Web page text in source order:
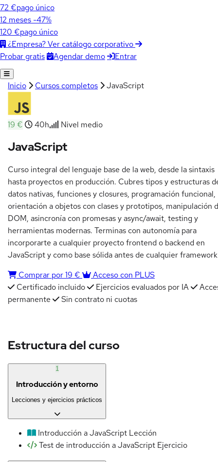
72 €pago único
12 meses -47%
120 €pago único
¿Empresa? Ver catálogo corporativo
Probar gratis
Agendar demo Entrar
Inicio Cursos completos JavaScript
19 € 40h Nivel medio
JavaScript
Curso integral del lenguaje base de la web, desde la sintaxis
hasta proyectos en producción. Cubres tipos y estructuras
datos nativas, funciones y closures, programación funcional,
orientación a objetos con clases y prototipos, manipulación
DOM, asincronía con promesas y async/await, testing y
herramientas modernas. Terminas con autonomía para
incorporarte a cualquier proyecto frontend o backend en
JavaScript y como base sólida antes de cualquier
Comprar por 19 €
Acceso con PLUS
Certificado incluido
Ejercicios evaluados por IA
permanente
Sin contrato ni cuotas
Estructura del curso
1
Introducción y entorno
Lecciones y ejercicios prácticos
Introducción a JavaScript Lección
Test de introducción a JavaScript Ejercicio